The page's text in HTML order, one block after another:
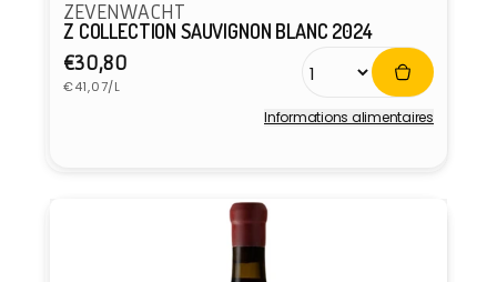
ZEVENWACHT
Z COLLECTION SAUVIGNON BLANC 2024
Prix
habituel
€30,80
Prix
unitaire
€41,07/L
Informations alimentaires